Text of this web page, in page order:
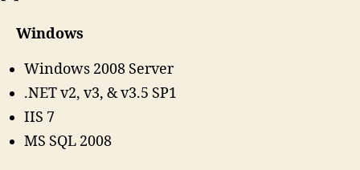
Windows
Windows 2008 Server
.NET v2, v3, & v3.5 SP1
IIS 7
MS SQL 2008